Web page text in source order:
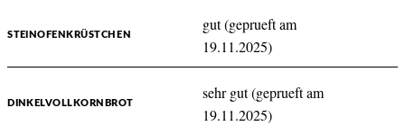
STEINOFENKRÜSTCHEN
gut (geprueft am
19.11.2025)
DINKELVOLLKORNBROT
sehr gut (geprueft am
19.11.2025)